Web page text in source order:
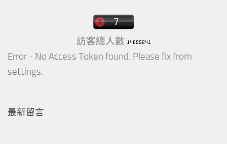
訪客總人數
Error - No Access Token found. Please fix from
settings.
最新留言